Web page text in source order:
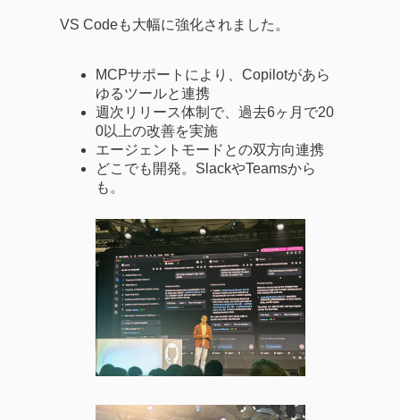
VS Codeも大幅に強化されました。
MCPサポートにより、Copilotがあら
ゆるツールと連携
週次リリース体制で、過去6ヶ月で20
0以上の改善を実施
エージェントモードとの双方向連携
どこでも開発。SlackやTeamsから
も。